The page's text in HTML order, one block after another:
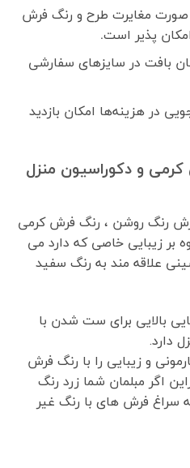
مغایرت طرح و رنگ فرش
پذیر است.
بافت در سایزهای سفارشی
در هزینه‌ها امکان بازدید
و دکوراسیون منزل
رنگ روشن ، رنگ فرش کرمی
بر زیبایی خاصی که دارد می
علاقه مند به رنگ سفید
بالایی برای ست شدن با
دارد.
و زیبایی را با رنگ فرش
اگر مبلمان شما زرد رنگ
سراغ فرش های با رنگ غیر